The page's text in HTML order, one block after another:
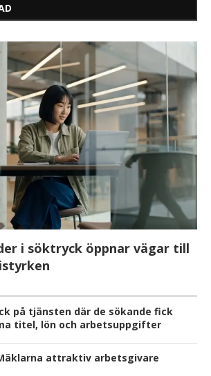
i söktryck öppnar vägar till
på tjänsten där de sökande fick
titel, lön och arbetsuppgifter
attraktiv arbetsgivare